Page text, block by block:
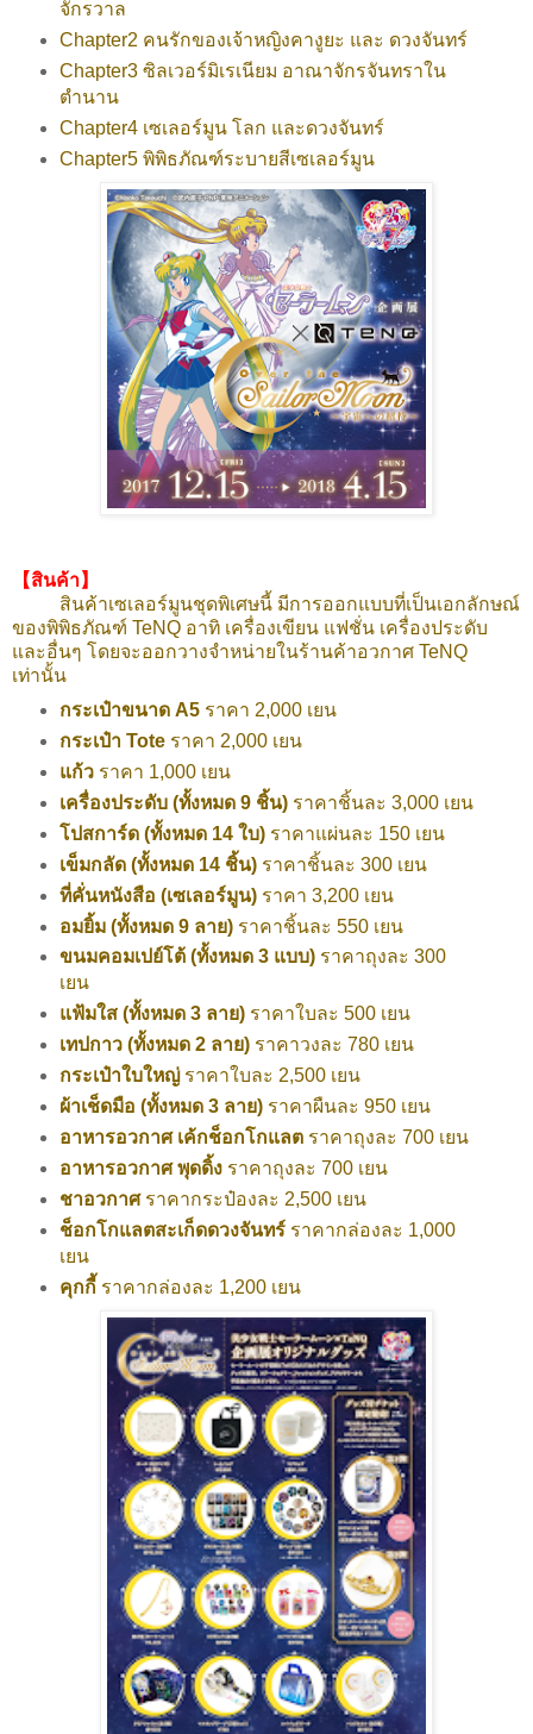
จักรวาล
Chapter2 คนรักของเจ้าหญิงคางูยะ และ ดวงจันทร์
Chapter3 ซิลเวอร์มิเรเนียม อาณาจักรจันทราใน
ตำนาน
Chapter4 เซเลอร์มูน โลก และดวงจันทร์
Chapter5 พิพิธภัณฑ์ระบายสีเซเลอร์มูน
【สินค้า】
สินค้าเซเลอร์มูนชุดพิเศษนี้ มีการออกแบบที่เป็นเอกลักษณ์
ของพิพิธภัณฑ์ TeNQ อาทิ เครื่องเขียน แฟชั่น เครื่องประดับ
และอื่นๆ โดยจะออกวางจำหน่ายในร้านค้าอวกาศ TeNQ
เท่านั้น
กระเป๋าขนาด A5ราคา 2,000 เยน
กระเป๋า Toteราคา 2,000 เยน
แก้วราคา 1,000 เยน
เครื่องประดับ (ทั้งหมด 9 ชิ้น)ราคาชิ้นละ 3,000 เยน
โปสการ์ด (ทั้งหมด 14 ใบ)ราคาแผ่นละ 150 เยน
เข็มกลัด (ทั้งหมด 14 ชิ้น) ราคาชิ้นละ 300 เยน
ที่คั่นหนังสือ (เซเลอร์มูน)ราคา 3,200 เยน
อมยิ้ม (ทั้งหมด 9 ลาย)ราคาชิ้นละ 550 เยน
ขนมคอมเปย์โต้ (ทั้งหมด 3 แบบ) ราคาถุงละ 300
เยน
แฟ้มใส (ทั้งหมด 3 ลาย) ราคาใบละ 500 เยน
เทปกาว (ทั้งหมด 2 ลาย)ราคาวงละ 780 เยน
กระเป๋าใบใหญ่ราคาใบละ 2,500 เยน
ผ้าเช็ดมือ (ทั้งหมด 3 ลาย)ราคาผืนละ 950 เยน
อาหารอวกาศ เค้กช็อกโกแลตราคาถุงละ 700 เยน
อาหารอวกาศ พุดดิ้งราคาถุงละ 700 เยน
ชาอวกาศราคากระป๋องละ 2,500 เยน
ช็อกโกแลตสะเก็ดดวงจันทร์ราคากล่องละ 1,000
เยน
คุกกี้ ราคากล่องละ 1,200 เยน